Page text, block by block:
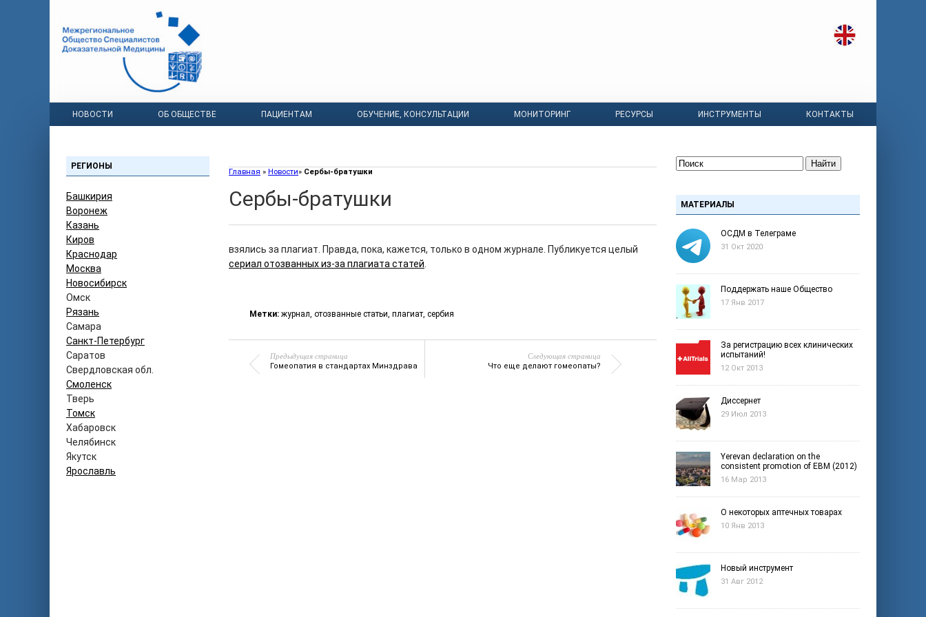
НОВОСТИ ОБ ОБЩЕСТВЕ ПАЦИЕНТАМ ОБУЧЕНИЕ, КОНСУЛЬТАЦИИ МОНИТОРИНГ РЕСУРСЫ ИНСТРУМЕНТЫ КОНТАКТЫ
РЕГИОНЫ
Башкирия
Воронеж
Казань
Киров
Краснодар
Москва
Новосибирск
Омск
Рязань
Самара
Санкт-Петербург
Саратов
Свердловская обл.
Смоленск
Тверь
Томск
Хабаровск
Челябинск
Якутск
Ярославль
Главная » Новости» Сербы-братушки
Сербы-братушки
взялись за плагиат. Правда, пока, кажется, только в одном журнале. Публикуется целый
сериал отозванных из-за плагиата статей
Метки: журнал, отозванные статьи, плагиат, сербия
Предыдущая страница
Гомеопатия в стандартах Минздрава
Следующая страница
Что еще делают гомеопаты?
Найти
МАТЕРИАЛЫ
ОСДМ в Телеграме
31 Окт 2020
Поддержать наше Общество
17 Янв 2017
За регистрацию всех клинических
испытаний!
12 Окт 2013
Диссернет
29 Июл 2013
Yerevan declaration on the
consistent promotion of EBM (2012)
16 Мар 2013
О некоторых аптечных товарах
10 Янв 2013
Новый инструмент
31 Авг 2012